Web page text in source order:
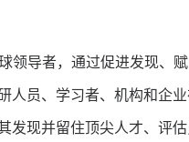
领导者，通过促进发现、
人员、学习者、机构和企
发现并留住顶尖人才、评